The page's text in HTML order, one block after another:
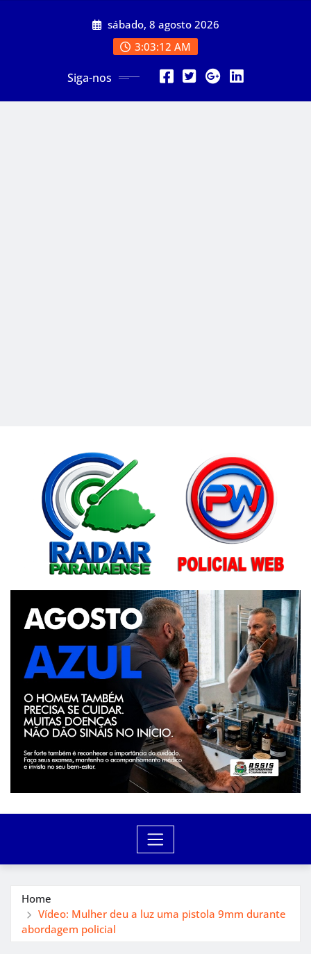
sábado, 8 agosto 2026
3:03:14 AM
Siga-nos
Home
Vídeo: Mulher deu a luz uma pistola 9mm durante
abordagem policial